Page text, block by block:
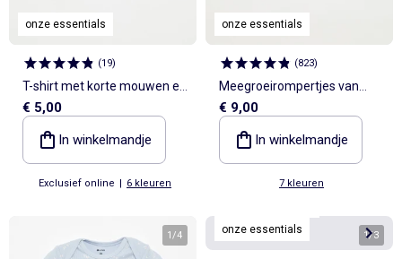
onze essentials
(19)
T-shirt met korte mouwen en
print
€ 5,00
In winkelmandje
Exclusief online | 6 kleuren
onze essentials
(823)
Meegroeirompertjes van
effen tricot - 3-pack
€ 9,00
In winkelmandje
7 kleuren
1/4
onze essentials
1/3